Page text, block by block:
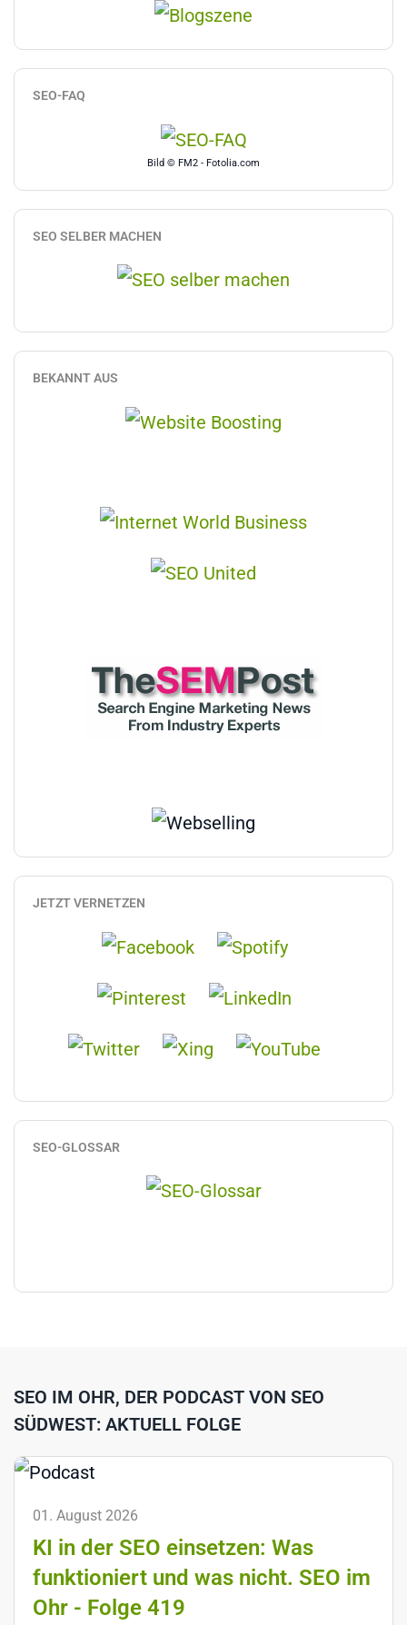
SEO-FAQ
Bild © FM2 - Fotolia.com
SEO SELBER MACHEN
BEKANNT AUS
JETZT VERNETZEN
SEO-GLOSSAR
SEO IM OHR, DER PODCAST VON SEO
SÜDWEST: AKTUELL FOLGE
01. August 2026
KI in der SEO einsetzen: Was
funktioniert und was nicht. SEO im
Ohr - Folge 419